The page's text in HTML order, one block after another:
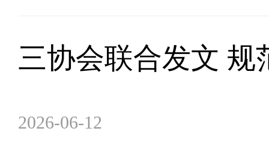
三协会联合发文
2026-06-12